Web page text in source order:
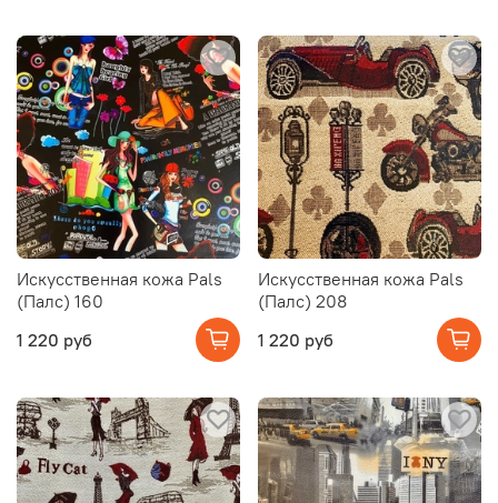
Искусственная кожа Pals
(Палс) 160
1 220 руб
Искусственная кожа Pals
(Палс) 208
1 220 руб